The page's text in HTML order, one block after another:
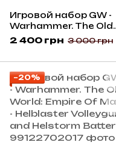
Игровой набор GW -
Warhammer. The Old
World: Empire Of Man -
Flagellants
2 400 грн 3 000 грн
−20%